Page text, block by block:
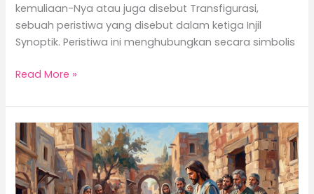
kemuliaan-Nya atau juga disebut Transfigurasi,
sebuah peristiwa yang disebut dalam ketiga Injil
Synoptik. Peristiwa ini menghubungkan secara simbolis
Read More »
Iman
yang
Gigih